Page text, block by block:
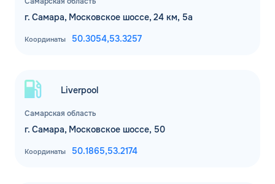
г. Самара, Московское шоссе, 24 км, 5а
Координаты 50.3054,53.3257
Самарская область
Liverpool
г. Самара, Московское шоссе, 50
Координаты 50.1865,53.2174